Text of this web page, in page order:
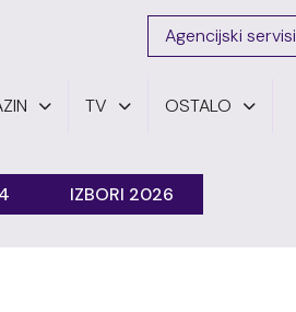
Agencijski servisi
TV OSTALO
IZBORI 2026